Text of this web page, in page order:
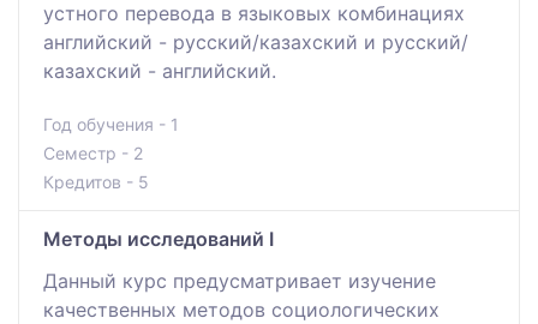
устного перевода в языковых комбинациях
английский - русский/казахский и русский/
казахский - английский.
Год обучения - 1
Семестр - 2
Кредитов - 5
Методы исследований I
Данный курс предусматривает изучение
качественных методов социологических